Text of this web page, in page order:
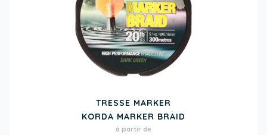
TRESSE MARKER
KORDA MARKER BRAID
Prix
à partir de